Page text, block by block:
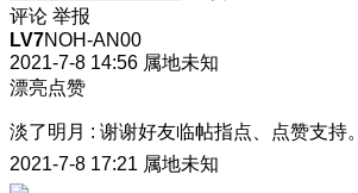
评论 举报
LV7NOH-AN00
2021-7-8 14:56 属地未知
漂亮点赞
淡了明月 : 谢谢好友临帖指点、点赞支持。
2021-7-8 17:21 属地未知